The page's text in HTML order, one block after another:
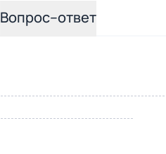
Вопрос–ответ